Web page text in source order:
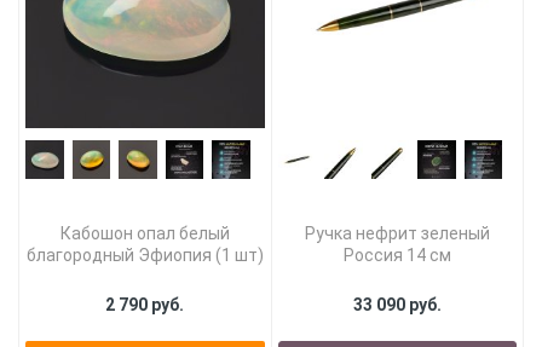
Кабошон опал белый
благородный Эфиопия (1 шт)
2 790 руб.
Ручка нефрит зеленый
Россия 14 см
33 090 руб.